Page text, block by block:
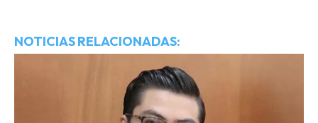
NOTICIAS RELACIONADAS: